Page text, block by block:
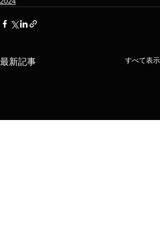
最新記事 すべて表示